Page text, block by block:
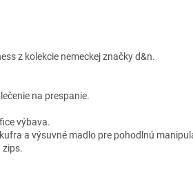
z kolekcie nemeckej značky d&n.
na prespanie.
výbava.
a výsuvné madlo pre pohodlnú
zips.